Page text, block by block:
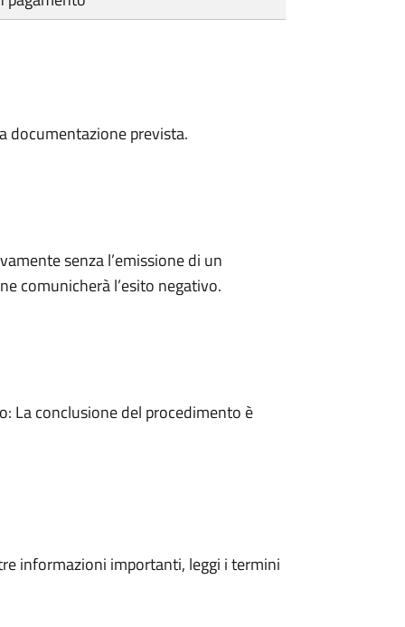
documentazione prevista.
senza l’emissione di un
comunicherà l’esito negativo.
La conclusione del procedimento è
informazioni importanti, leggi i termini